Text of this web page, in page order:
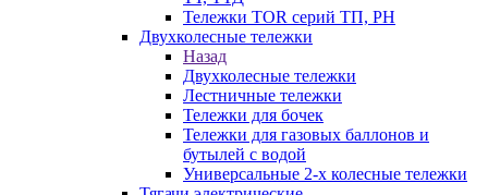
Тележки TOR серий ТП, PH
Двухколесные тележки
Назад
Двухколесные тележки
Лестничные тележки
Тележки для бочек
Тележки для газовых баллонов и
бутылей с водой
Универсальные 2-х колесные тележки